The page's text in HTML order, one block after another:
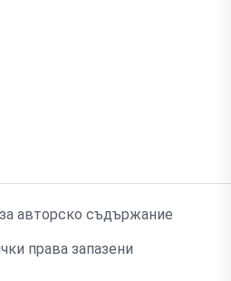
авторско съдържание
права запазени